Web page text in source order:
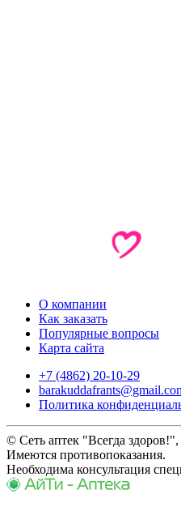
О компании
Как заказать
Популярные вопросы
Карта сайта
+7 (4862) 20-10-29
Политика
© Сеть аптек "Всегда здоров!",
Имеются противопоказания.
Необходима консультация